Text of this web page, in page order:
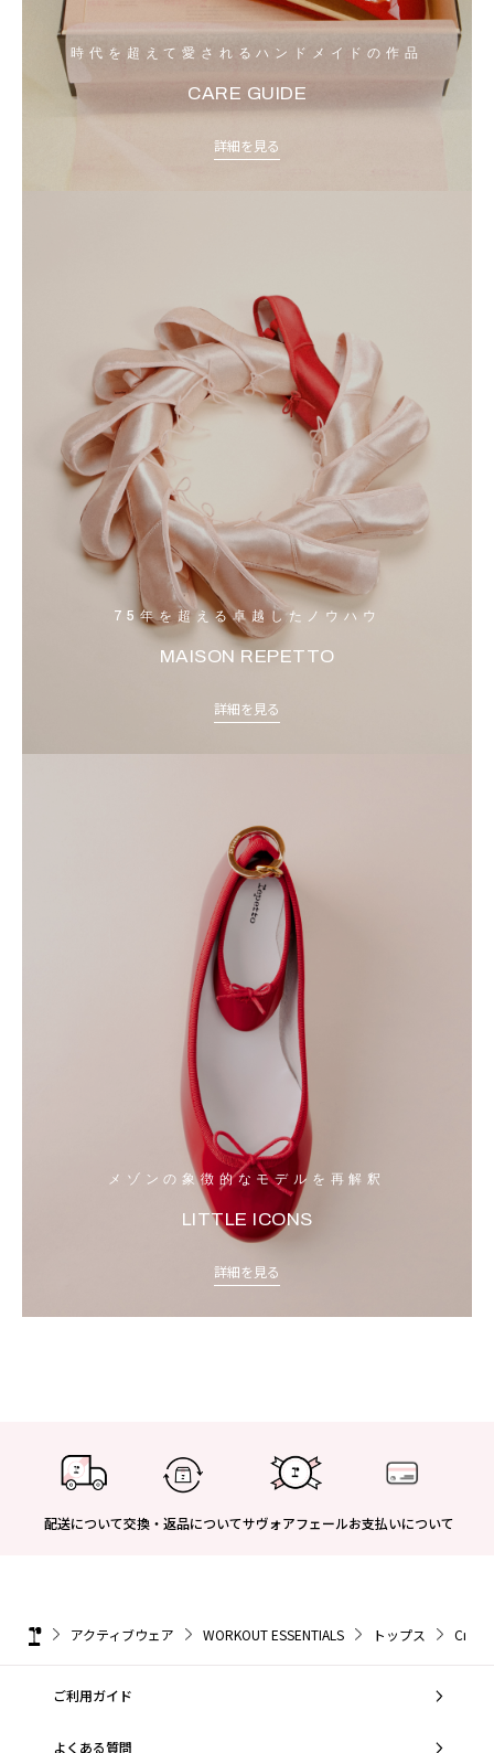
時代を超えて愛されるハンドメイドの作品
CARE GUIDE
詳細を見る
75年を超える卓越したノウハウ
MAISON REPETTO
詳細を見る
メゾンの象徴的なモデルを再解釈
LITTLE ICONS
詳細を見る
配送について交換・返品についてサヴォアフェールお支払いについて
アクティブウェア WORKOUT ESSENTIALS トップス
ご利用ガイド
よくある質問